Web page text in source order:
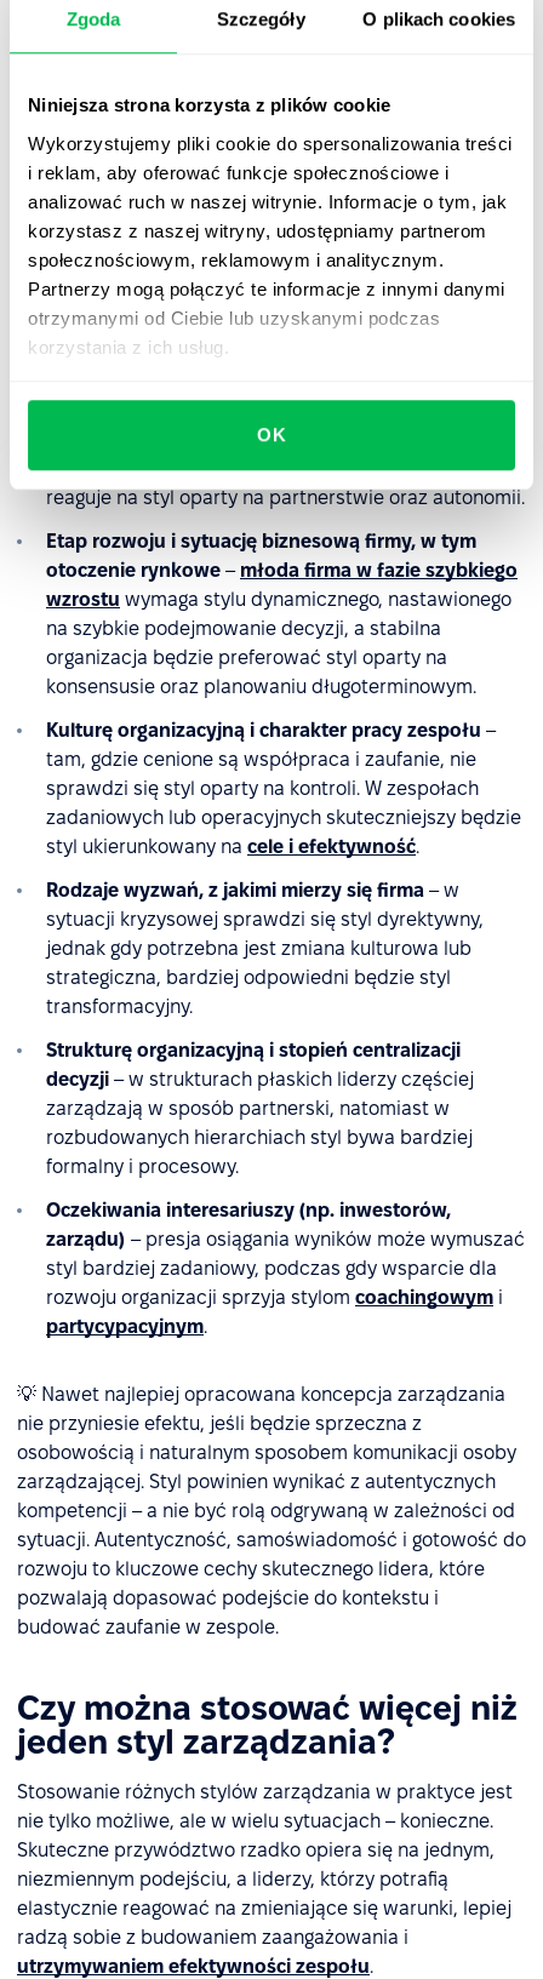
Zgoda Szczegóły O plikach cookies
Niniejsza strona korzysta z plików cookie
Wykorzystujemy pliki cookie do spersonalizowania treści
i reklam, aby oferować funkcje społecznościowe i
analizować ruch w naszej witrynie. Informacje o tym, jak
korzystasz z naszej witryny, udostępniamy partnerom
społecznościowym, reklamowym i analitycznym.
Partnerzy mogą połączyć te informacje z innymi danymi
otrzymanymi od Ciebie lub uzyskanymi podczas
korzystania z ich usług.
OK
komunikacyjnej i może być wyczerpujący przy dużej
skali zespołu.
Jak wybrać styl zarządzania?
Nie istnieje uniwersalny styl zarządzania, który sprawdzi
się w każdej organizacji. To, co działa w firmie A, może
być zupełnie nieefektywne w firmie B. Dlatego decyzja o
tym, jak lider będzie kierował zespołem, powinna
wynikać z analizy kontekstu, w jakim funkcjonuje
organizacja. Warto uwzględnić m.in.:
bardziej strukturalnego, wspierającego stylu,
natomiast zespół doświadczony i samodzielny lepiej
reaguje na styl oparty na partnerstwie oraz autonomii.
Etap rozwoju i sytuację biznesową firmy, w tym
otoczenie rynkowe – młoda firma w fazie szybkiego
wzrostu wymaga stylu dynamicznego, nastawionego
na szybkie podejmowanie decyzji, a stabilna
organizacja będzie preferować styl oparty na
konsensusie oraz planowaniu długoterminowym.
Kulturę organizacyjną i charakter pracy zespołu –
tam, gdzie cenione są współpraca i zaufanie, nie
sprawdzi się styl oparty na kontroli. W zespołach
zadaniowych lub operacyjnych skuteczniejszy będzie
styl ukierunkowany na cele i efektywność.
Rodzaje wyzwań, z jakimi mierzy się firma – w
sytuacji kryzysowej sprawdzi się styl dyrektywny,
jednak gdy potrzebna jest zmiana kulturowa lub
strategiczna, bardziej odpowiedni będzie styl
transformacyjny.
Strukturę organizacyjną i stopień centralizacji
decyzji – w strukturach płaskich liderzy częściej
zarządzają w sposób partnerski, natomiast w
rozbudowanych hierarchiach styl bywa bardziej
formalny i procesowy.
Oczekiwania interesariuszy (np. inwestorów,
zarządu) – presja osiągania wyników może wymuszać
styl bardziej zadaniowy, podczas gdy wsparcie dla
rozwoju organizacji sprzyja stylom coachingowym i
partycypacyjnym.
💡 Nawet najlepiej opracowana koncepcja zarządzania
nie przyniesie efektu, jeśli będzie sprzeczna z
osobowością i naturalnym sposobem komunikacji osoby
zarządzającej. Styl powinien wynikać z autentycznych
kompetencji – a nie być rolą odgrywaną w zależności od
sytuacji. Autentyczność, samoświadomość i gotowość do
rozwoju to kluczowe cechy skutecznego lidera, które
pozwalają dopasować podejście do kontekstu i
budować zaufanie w zespole.
Czy można stosować więcej niż
jeden styl zarządzania?
Stosowanie różnych stylów zarządzania w praktyce jest
nie tylko możliwe, ale w wielu sytuacjach – konieczne.
Skuteczne przywództwo rzadko opiera się na jednym,
niezmiennym podejściu, a liderzy, którzy potrafią
elastycznie reagować na zmieniające się warunki, lepiej
radzą sobie z budowaniem zaangażowania i
utrzymywaniem efektywności zespołu.